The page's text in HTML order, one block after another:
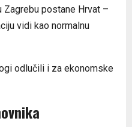
Zagrebu postane Hrvat –
vidi kao normalnu
odlučili i za ekonomske